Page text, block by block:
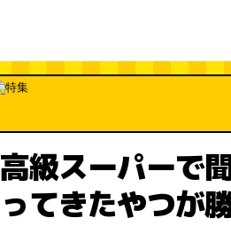
高級スーパーで
ってきたやつが